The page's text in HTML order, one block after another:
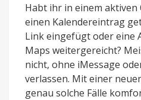
Habt ihr in einem aktiven
einen Kalendereintrag
Link eingefügt oder eine
Maps weitergereicht?
nicht, ohne iMessage
verlassen. Mit einer
genau solche Fälle